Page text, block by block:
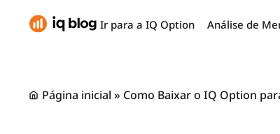
Ir para a IQ Option Análise de
Página inicial » Como Baixar o IQ Option